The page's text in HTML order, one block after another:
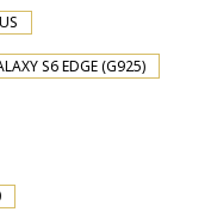
S6 EDGE (G925)